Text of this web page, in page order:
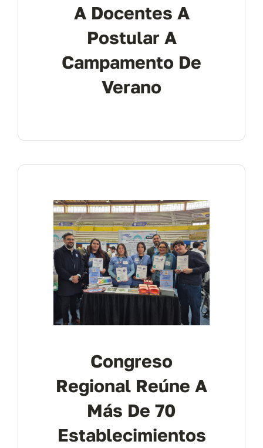
A Docentes A
Postular A
Campamento De
Verano
Congreso
Regional Reúne A
Más De 70
Establecimientos